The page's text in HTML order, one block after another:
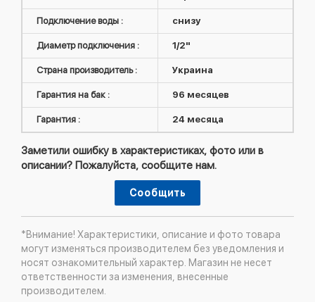
Подключение воды : снизу
Диаметр подключения : 1/2"
Страна производитель : Украина
Гарантия на бак : 96 месяцев
Гарантия : 24 месяца
Заметили ошибку в характеристиках, фото или в
описании? Пожалуйста, сообщите нам.
Сообщить
*Внимание! Характеристики, описание и фото товара
могут изменяться производителем без уведомления и
носят ознакомительный характер. Магазин не несет
ответственности за изменения, внесенные
производителем.